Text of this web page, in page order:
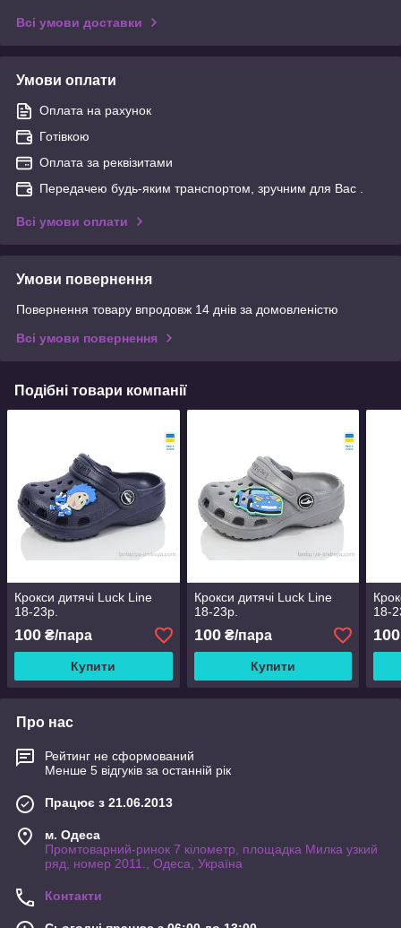
Всі умови доставки
Умови оплати
Оплата на рахунок
Готівкою
Оплата за реквізитами
Передачею будь-яким транспортом, зручним для Вас .
Всі умови оплати
Умови повернення
Повернення товару впродовж 14 днів за домовленістю
Всі умови повернення
Подібні товари компанії
Крокси дитячі Luck Line
18-23р.
100 ₴/пара
Купити
Крокси дитячі Luck Line
18-23р.
100₴/пара
Купити
18-
100
Про нас
Рейтинг не сформований
Менше 5 відгуків за останній рік
Працює з 21.06.2013
м. Одеса
Промтоварний-ринок 7 кілометр, площадка Милка узкий
ряд, номер 2011., Одеса, Україна
Контакти